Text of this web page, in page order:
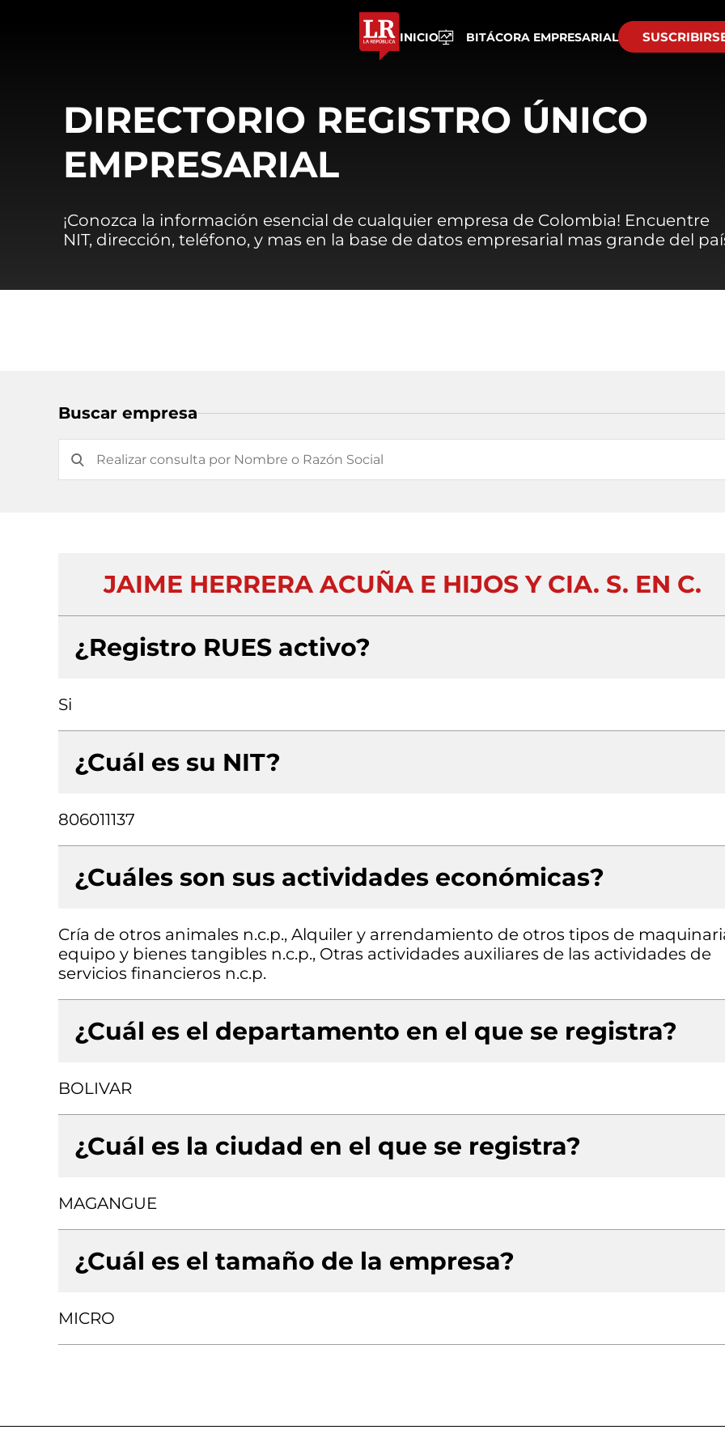
INICIO BITÁCORA EMPRESARIAL
DIRECTORIO REGISTRO ÚNICO
EMPRESARIAL
¡Conozca la información esencial de cualquier empresa de Colombia! Encuentre
NIT, dirección, teléfono, y mas en la base de datos empresarial mas grande del
Buscar empresa
JAIME HERRERA ACUÑA E HIJOS Y CIA. S. EN C.
¿Registro RUES activo?
Si
¿Cuál es su NIT?
806011137
¿Cuáles son sus actividades económicas?
Cría de otros animales n.c.p., Alquiler y arrendamiento de otros tipos de
equipo y bienes tangibles n.c.p., Otras actividades auxiliares de las actividades de
servicios financieros n.c.p.
¿Cuál es el departamento en el que se registra?
BOLIVAR
¿Cuál es la ciudad en el que se registra?
MAGANGUE
¿Cuál es el tamaño de la empresa?
MICRO